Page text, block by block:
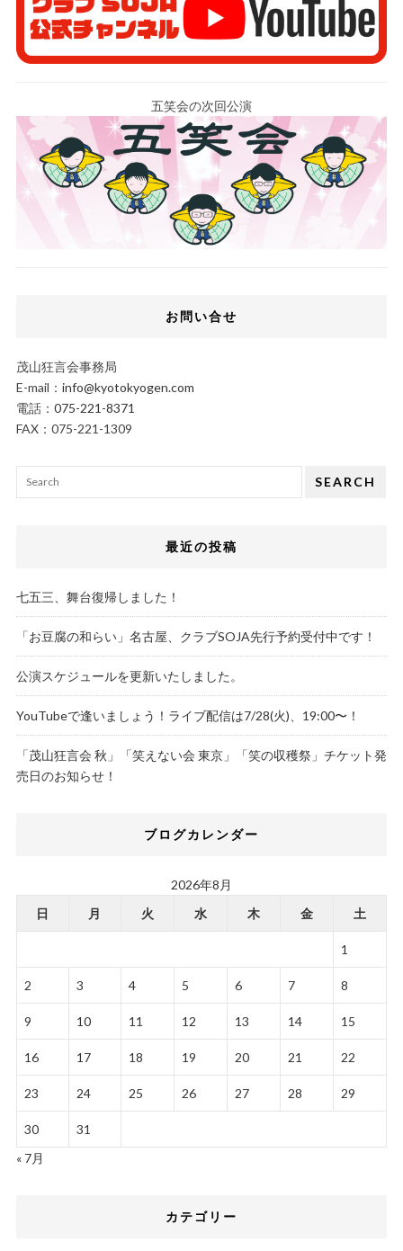
五笑会の次回公演
お問い合せ
茂山狂言会事務局
E-mail： info@kyotokyogen.com
電話： 075-221-8371
FAX：075-221-1309
SEARCH
最近の投稿
七五三、舞台復帰しました！
「お豆腐の和らい」名古屋、クラブSOJA先行予約受付中です！
公演スケジュールを更新いたしました。
YouTubeで逢いましょう！ライブ配信は7/28(火)、19:00〜！
「茂山狂言会 秋」「笑えない会 東京」「笑の収穫祭」チケット発
売日のお知らせ！
ブログカレンダー
2026年8月
日
月 火 水 木 金 土
1
2 3 4 5 6 7 8
9 10 11 12 13 14 15
16 17 18 19 20 21 22
23 24 25 26 27 28 29
30
31
« 7月
カテゴリー